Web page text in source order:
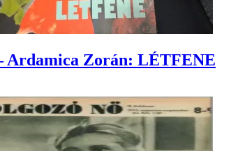
Ardamica Zorán: LÉTFENE